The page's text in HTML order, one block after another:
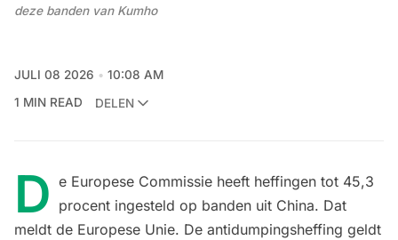
deze banden van Kumho
JULI 08 2026
10:08 AM
1 MIN READ
DELEN
D e Europese Commissie heeft heffingen tot 45,3
procent ingesteld op banden uit China. Dat
meldt de Europese Unie. De antidumpingsheffing geldt